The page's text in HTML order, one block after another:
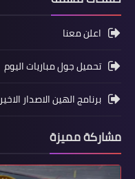
اعلن معنا
تحميل جول مباريات اليوم
برنامج الهين الاصدار الاخير Hein 5.5
مشاركة مميزة